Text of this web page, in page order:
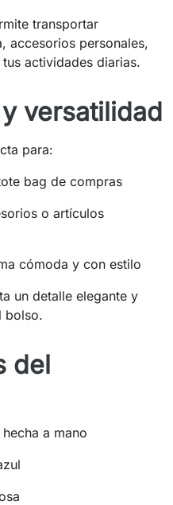
transportar
accesorios personales,
actividades diarias.
versatilidad
para:
bag de compras
o artículos
cómoda y con estilo
un detalle elegante y
bolso.
del
a mano